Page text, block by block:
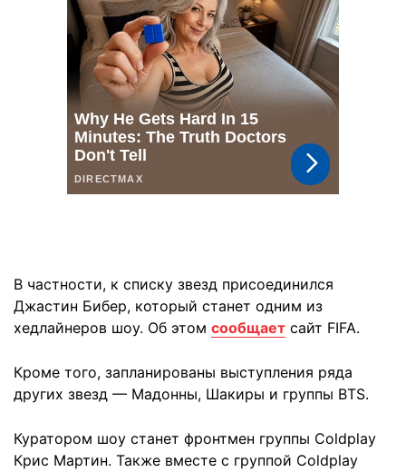
В частности, к списку звезд присоединился
Джастин Бибер, который станет одним из
хедлайнеров шоу. Об этом сообщает сайт FIFA.
Кроме того, запланированы выступления ряда
других звезд — Мадонны, Шакиры и группы BTS.
Куратором шоу станет фронтмен группы Coldplay
Крис Мартин. Также вместе с группой Coldplay